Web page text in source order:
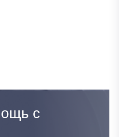
с